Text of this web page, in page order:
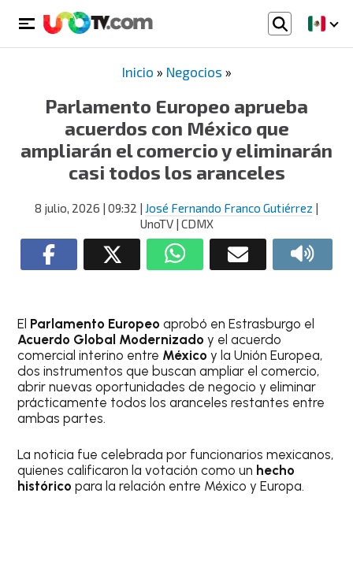
Inicio » Negocios »
Parlamento Europeo aprueba
acuerdos con México que
ampliarán el comercio y eliminarán
casi todos los aranceles
8 julio, 2026 | 09:32 | José Fernando Franco Gutiérrez |
UnoTV | CDMX
El Parlamento Europeo aprobó en Estrasburgo el
Acuerdo Global Modernizado y el acuerdo
comercial interino entre Méxicoy la Unión Europea,
dos instrumentos que buscan ampliar el comercio,
abrir nuevas oportunidades de negocio y eliminar
prácticamente todos los aranceles restantes entre
ambas partes.
La noticia fue celebrada por funcionarios mexicanos,
quienes calificaron la votación como un hecho
histórico para la relación entre México y Europa.